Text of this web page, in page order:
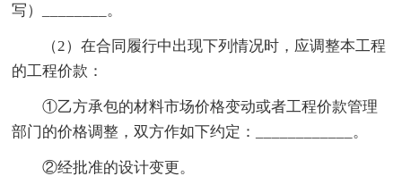
写）________。
（2）在合同履行中出现下列情况时，应调整本工程
的工程价款：
①乙方承包的材料市场价格变动或者工程价款管理
部门的价格调整，双方作如下约定：____________。
②经批准的设计变更。